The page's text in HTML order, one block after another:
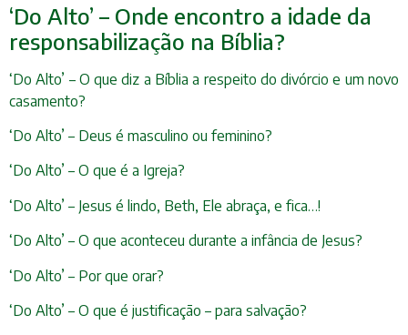
‘Do Alto’ – Onde encontro a idade da
responsabilização na Bíblia?
‘Do Alto’ – O que diz a Bíblia a respeito do divórcio e um novo
casamento?
‘Do Alto’ – Deus é masculino ou feminino?
‘Do Alto’ – O que é a Igreja?
‘Do Alto’ – Jesus é lindo, Beth, Ele abraça, e fica…!
‘Do Alto’ – O que aconteceu durante a infância de Jesus?
‘Do Alto’ – Por que orar?
‘Do Alto’ – O que é justificação – para salvação?